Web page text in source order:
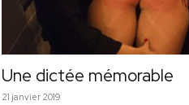
Une dictée mémorable
21 janvier 2019